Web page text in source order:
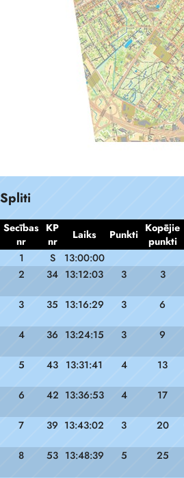
Spliti
Secības
nr
KP
nr
Laiks Punkti Kopējie
punkti
1
S
13:00:00
2
34 13:12:03 3 3
3 35 13:16:29 3 6
4 36 13:24:15 3 9
5 43 13:31:41 4 13
6 42 13:36:53 4 17
7 39 13:43:02 3 20
8 53 13:48:39 5 25